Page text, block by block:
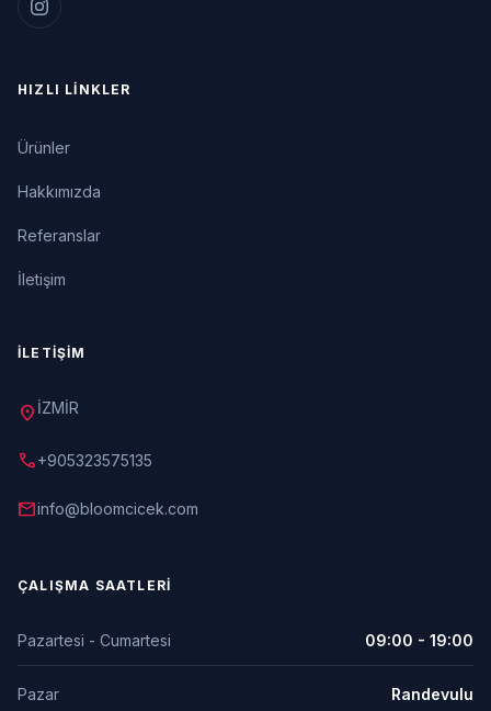
HIZLI LINKLER
Ürünler
Hakkımızda
Referanslar
İletişim
İLETIŞIM
location_on İZMİR
call+905323575135
mailinfo@bloomcicek.com
ÇALIŞMA SAATLERI
Pazartesi - Cumartesi 09:00 - 19:00
Pazar Randevulu